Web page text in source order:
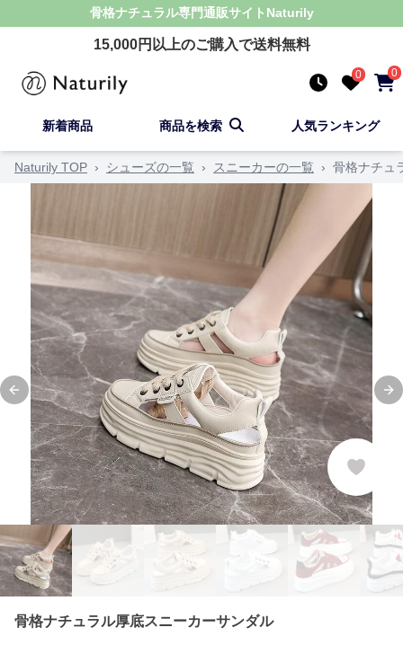
骨格ナチュラル専門通販サイト Naturily
15,000円以上のご購入で送料無料
0 0
新着商品 商品を検索 人気ランキング
Naturily TOP › シューズの一覧 › スニーカーの一覧 › 骨格ナチュ
Previous slide
骨格ナチュラル厚底スニーカーサンダル